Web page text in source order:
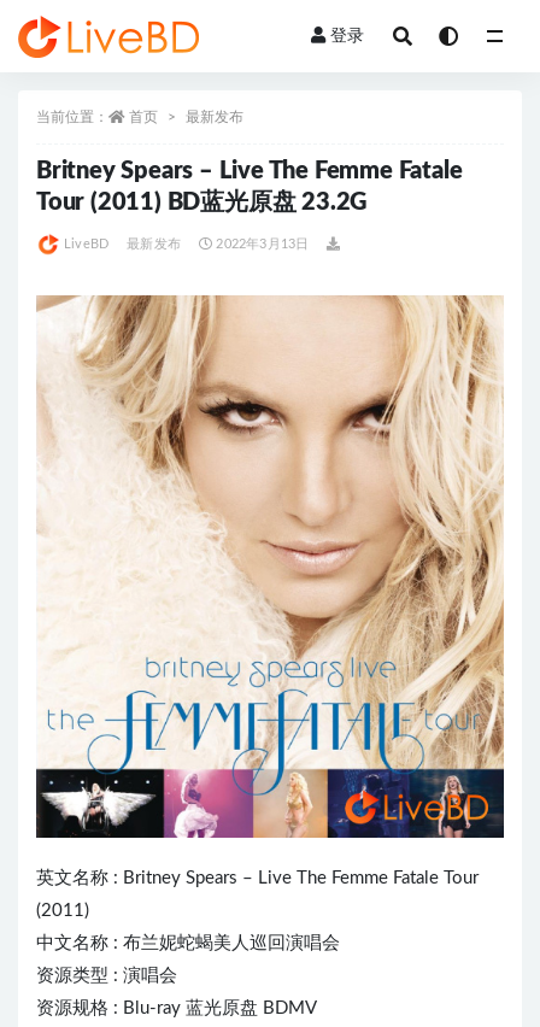
登录
当前位置： 首页 最新发布
Britney Spears – Live The Femme Fatale
Tour (2011) BD蓝光原盘 23.2G
LiveBD 最新发布 2022年3月13日
英文名称 : Britney Spears – Live The Femme Fatale Tour
(2011)
中文名称 : 布兰妮蛇蝎美人巡回演唱会
资源类型 : 演唱会
资源规格 : Blu-ray 蓝光原盘 BDMV